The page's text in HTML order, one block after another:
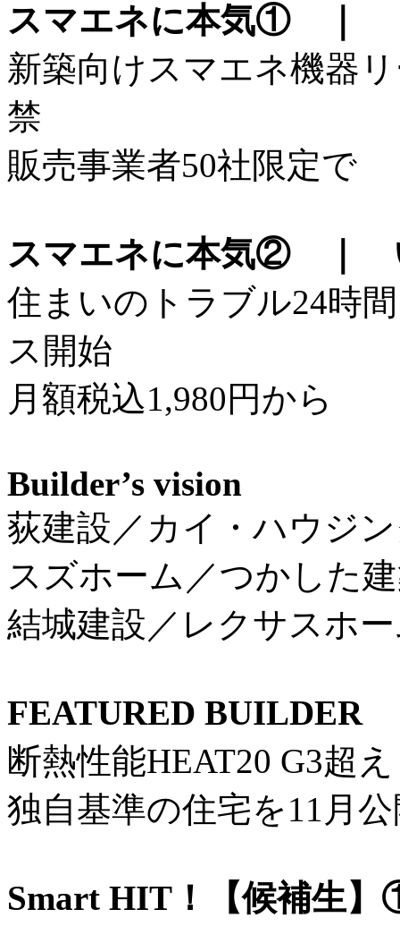
スマエネに本気① ｜
新築向けスマエネ機器
禁
販売事業者50社限定で
スマエネに本気② ｜
住まいのトラブル24時
ス開始
月額税込1,980円から
Builder’s vision
荻建設／カイ・ハウジ
スズホーム／つかした
結城建設／レクサスホ
FEATURED
断熱性能HEAT20 G3超え
独自基準の住宅を11月
Smart HIT！【候補生